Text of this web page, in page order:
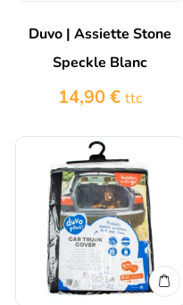
Duvo | Assiette Stone
Speckle Blanc
14,90€ ttc